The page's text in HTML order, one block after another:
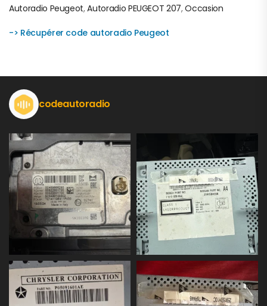
Autoradio Peugeot,Autoradio PEUGEOT 207,Occasion
-> Récupérer code autoradio Peugeot
codeautoradio